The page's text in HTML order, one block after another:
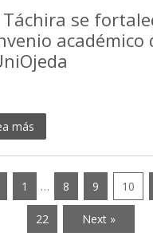
Táchira se
académico
más
1 … 8 9 10
22 Next »